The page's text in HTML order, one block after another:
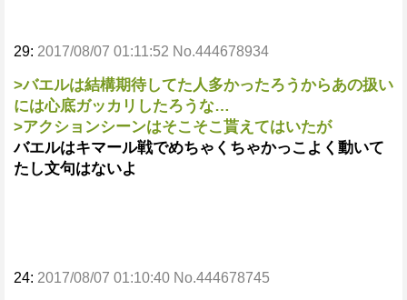
29: 2017/08/07 01:11:52 No.444678934
>バエルは結構期待してた人多かったろうからあの扱い
には心底ガッカリしたろうな…
>アクションシーンはそこそこ貰えてはいたが
バエルはキマール戦でめちゃくちゃかっこよく動いて
たし文句はないよ
24: 2017/08/07 01:10:40 No.444678745